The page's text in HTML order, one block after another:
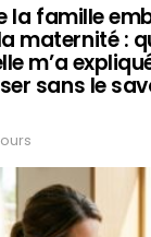
la famille
maternité :
m’a
sans le